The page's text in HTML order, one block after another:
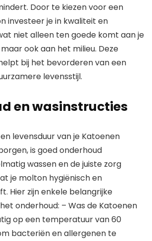
Door te kiezen voor een
investeer je in kwaliteit en
niet alleen ten goede komt aan je
ook aan het milieu. Deze
bij het bevorderen van een
levensstijl.
en wasinstructies
levensduur van je Katoenen
is goed onderhoud
wassen en de juiste zorg
je molton hygiënisch en
Hier zijn enkele belangrijke
onderhoud: – Was de Katoenen
op een temperatuur van 60
bacteriën en allergenen te